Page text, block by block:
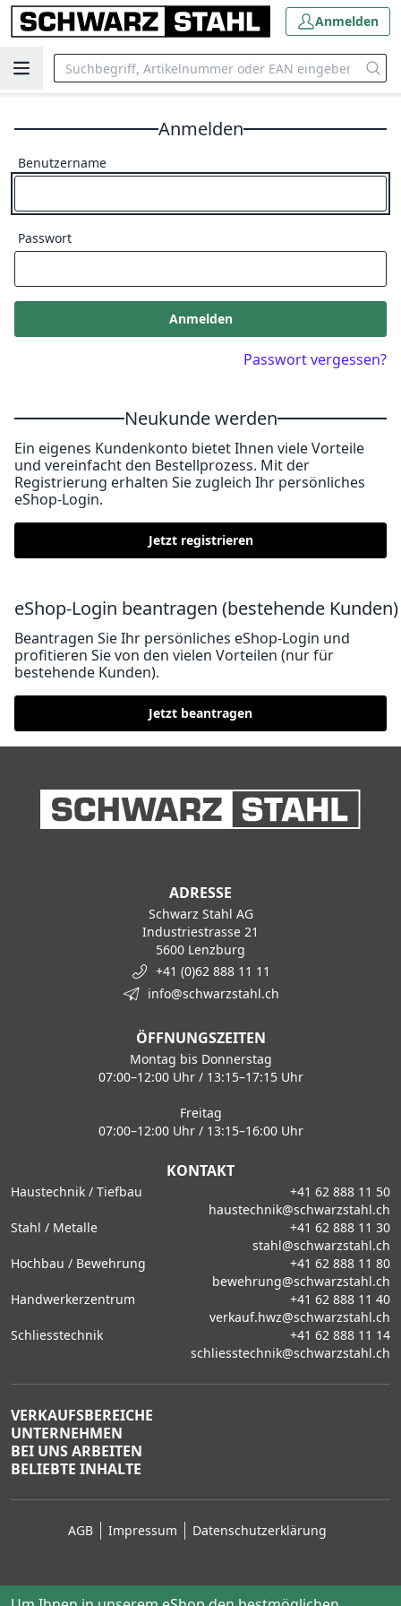
Anmelden
Anmelden
Benutzername
Passwort
Anmelden
Passwort vergessen?
Neukunde werden
Ein eigenes Kundenkonto bietet Ihnen viele Vorteile
und vereinfacht den Bestellprozess. Mit der
Registrierung erhalten Sie zugleich Ihr persönliches
eShop-Login.
Jetzt registrieren
eShop-Login beantragen (bestehende Kunden)
Beantragen Sie Ihr persönliches eShop-Login und
profitieren Sie von den vielen Vorteilen (nur für
bestehende Kunden).
Jetzt beantragen
ADRESSE
Schwarz Stahl AG
Industriestrasse 21
5600 Lenzburg
+41 (0)62 888 11 11
info@schwarzstahl.ch
ÖFFNUNGSZEITEN
Montag bis Donnerstag
07:00–12:00 Uhr / 13:15–17:15 Uhr
Freitag
07:00–12:00 Uhr / 13:15–16:00 Uhr
KONTAKT
Haustechnik / Tiefbau
+41 62 888 11 50
haustechnik@schwarzstahl.ch
Stahl / Metalle
+41 62 888 11 30
stahl@schwarzstahl.ch
Hochbau / Bewehrung
+41 62 888 11 80
bewehrung@schwarzstahl.ch
Handwerkerzentrum
+41 62 888 11 40
verkauf.hwz@schwarzstahl.ch
Schliesstechnik
+41 62 888 11 14
schliesstechnik@schwarzstahl.ch
VERKAUFSBEREICHE
UNTERNEHMEN
BEI UNS ARBEITEN
BELIEBTE INHALTE
AGB Impressum Datenschutzerklärung